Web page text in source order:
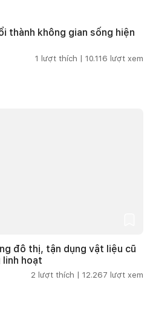
thành không gian sống hiện
1 lượt thích | 10.116 lượt xem
đô thị, tận dụng vật liệu cũ
hoạt
2 lượt thích | 12.267 lượt xem